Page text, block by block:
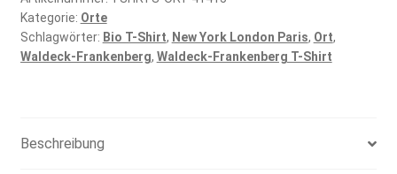
Kategorie: Orte
Schlagwörter: Bio T-Shirt, New York London Paris, Ort,
Waldeck-Frankenberg, Waldeck-Frankenberg T-Shirt
Beschreibung